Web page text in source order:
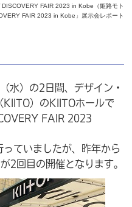
DISCOVERY FAIR 2023 in Kobe（姫路モト
FAIR 2023 in Kobe」展示会レポート
水）の2日間、デザイン・
KIITO）のKIITOホールで
FAIR 2023
ていましたが、昨年から
2回目の開催となります。